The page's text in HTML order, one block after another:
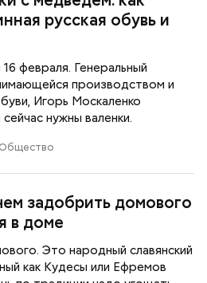
русская обувь и
февраля. Генеральный
производством и
Игорь Москаленко
нужны валенки.
Общество
задобрить домового
в доме
Это народный славянский
как Кудесы или Ефремов